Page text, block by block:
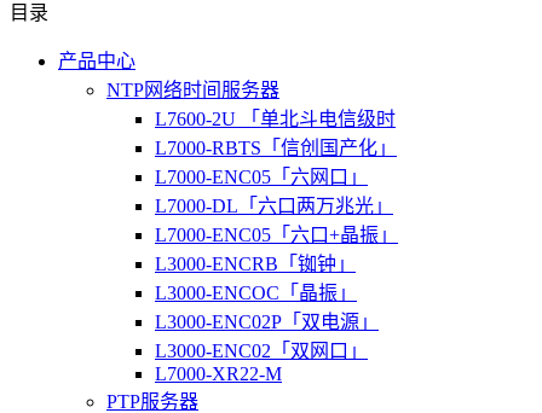
目录
产品中心
NTP网络时间服务器
L7600-2U 「单北斗电信级时
L7000-RBTS「信创国产化」
L7000-ENC05「六网口」
L7000-DL「六口两万兆光」
L7000-ENC05「六口+晶振」
L3000-ENCRB「铷钟」
L3000-ENCOC「晶振」
L3000-ENC02P「双电源」
L3000-ENC02「双网口」
L7000-XR22-M
PTP服务器